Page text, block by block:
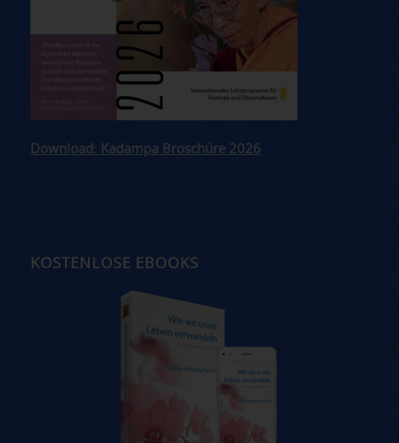
Download: Kadampa Broschüre 2026
KOSTENLOSE EBOOKS